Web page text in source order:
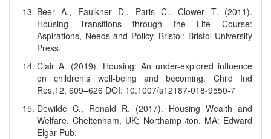
Beer A., Faulkner D., Paris C., Clower T. (2011).
Housing Transitions through the Life Course:
Aspirations, Needs and Policy. Bristol: Bristol University
Press.
Clair A. (2019). Housing: An under-explored influence
on children’s well-being and becoming. Child Ind
Res,12, 609–626 DOI: 10.1007/s12187-018-9550-7
Dewilde C., Ronald R. (2017). Housing Wealth and
Welfare. Cheltenham, UK; Northamp¬ton. MA: Edward
Elgar Pub.